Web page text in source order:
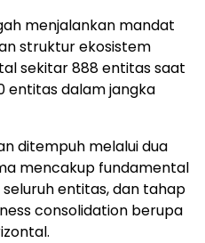
menjalankan mandat
struktur ekosistem
sekitar 888 entitas saat
entitas dalam jangka
ditempuh melalui dua
mencakup fundamental
entitas, dan tahap
consolidation berupa